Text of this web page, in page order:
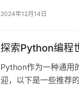
接到MySQL数据库
2024年12月14日
探索Python编程
Python作为一种通用
迎，以下是一些推荐